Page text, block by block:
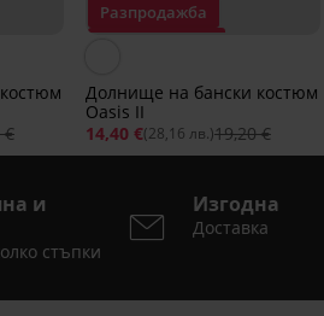
€
Разпродажба
Долнище на бански костюм
Oasis II
14,40 €(28,16 лв.)19,20 €
и
стъпки
Изгодна
Доставка